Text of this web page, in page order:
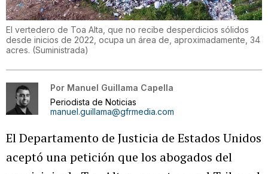
El vertedero de Toa Alta, que no recibe desperdicios sólidos
desde inicios de 2022, ocupa un área de, aproximadamente, 34
acres. (Suministrada)
Por Manuel Guillama Capella
Periodista de Noticias
manuel.guillama@gfrmedia.com
El Departamento de Justicia de Estados Unidos
aceptó una petición que los abogados del